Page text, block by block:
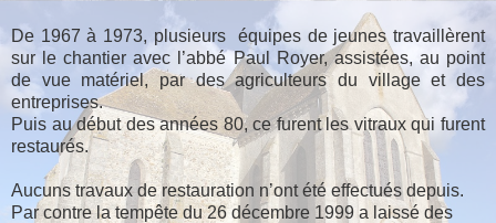
De 1967 à 1973, plusieurs équipes de jeunes travaillèrent
sur le chantier avec l’abbé Paul Royer, assistées, au point
de vue matériel, par des agriculteurs du village et des
entreprises.
Puis au début des années 80, ce furent les vitraux qui furent
restaurés.
Aucuns travaux de restauration n’ont été effectués depuis.
Par contre la tempête du 26 décembre 1999 a laissé des